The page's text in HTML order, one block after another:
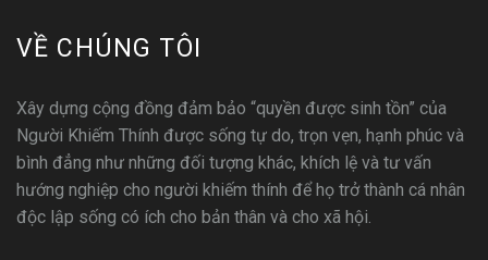
VỀ CHÚNG TÔI
Xây dựng cộng đồng đảm bảo “quyền được sinh tồn” của
Người Khiếm Thính được sống tự do, trọn vẹn, hạnh phúc và
bình đẳng như những đối tượng khác, khích lệ và tư vấn
hướng nghiệp cho người khiếm thính để họ trở thành cá nhân
độc lập sống có ích cho bản thân và cho xã hội.